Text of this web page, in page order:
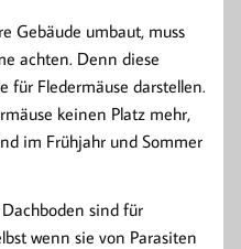
Gebäude umbaut, muss
achten. Denn diese
für Fledermäuse darstellen.
keinen Platz mehr,
im Frühjahr und Sommer
sind für
wenn sie von Parasiten